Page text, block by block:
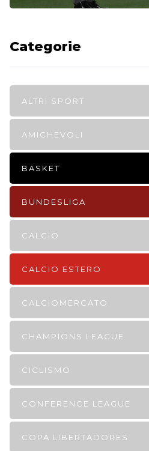
Categorie
ALTRI SPORT
AMICHEVOLI
BASKET
BUNDESLIGA
CALCIO
CALCIO ESTERO
CALCIOMERCATO
CHAMPIONS LEAGUE
CICLISMO
CONFERENCE LEAGUE
COPA LIBERTADORES